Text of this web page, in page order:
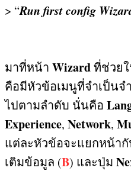
> “Run first config
มาที่หน้า Wizardที่ช่วย
คือมีหัวข้อเมนูที่จำเป็นจ
ไปตามลำดับ นั่นคือ
Experience, Network,
แต่ละหัวข้อจะแยกหน้า
เติมข้อมูล (B) และปุ่ม